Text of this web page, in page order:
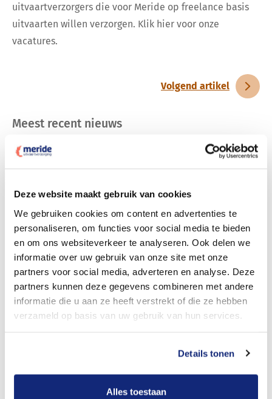
Deze website maakt gebruik van cookies
We gebruiken cookies om content en advertenties te
personaliseren, om functies voor social media te bieden
en om ons websiteverkeer te analyseren. Ook delen we
informatie over uw gebruik van onze site met onze
partners voor social media, adverteren en analyse. Deze
partners kunnen deze gegevens combineren met andere
informatie die u aan ze heeft verstrekt of die ze hebben
verzameld op basis van uw gebruik van hun services.
Details tonen
Alles toestaan
uitvaartverzorgers die voor Meride op freelance basis
uitvaarten willen verzorgen. Klik hier voor onze
vacatures.
Volgend artikel
Meest recent nieuws
Uitvaartorganisatie Meride wordt onderdeel van
Mei 7, 2026
PERSBERICHT: Massale onwetendheid over
uitvaartkosten
December 10, 2019
PERSBERICHT: Innovatief uitvaartbedrijf zet mes in
almaar duurder wordende uitvaarten